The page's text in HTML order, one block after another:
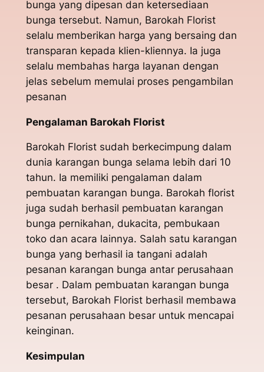
bunga yang dipesan dan ketersediaan
bunga tersebut. Namun, Barokah Florist
selalu memberikan harga yang bersaing dan
transparan kepada klien-kliennya. Ia juga
selalu membahas harga layanan dengan
jelas sebelum memulai proses pengambilan
pesanan
Pengalaman Barokah Florist
Barokah Florist sudah berkecimpung dalam
dunia karangan bunga selama lebih dari 10
tahun. Ia memiliki pengalaman dalam
pembuatan karangan bunga. Barokah florist
juga sudah berhasil pembuatan karangan
bunga pernikahan, dukacita, pembukaan
toko dan acara lainnya. Salah satu karangan
bunga yang berhasil ia tangani adalah
pesanan karangan bunga antar perusahaan
besar . Dalam pembuatan karangan bunga
tersebut, Barokah Florist berhasil membawa
pesanan perusahaan besar untuk mencapai
keinginan.
Kesimpulan